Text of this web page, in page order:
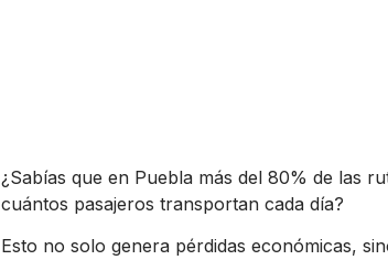
¿Sabías que en Puebla más del 80% de las
cuántos pasajeros transportan cada día?
Esto no solo genera pérdidas económicas,